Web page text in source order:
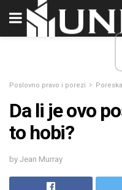
Poslovno pravo i porezi
Da li je ovo
to hobi?
by Jean Murray